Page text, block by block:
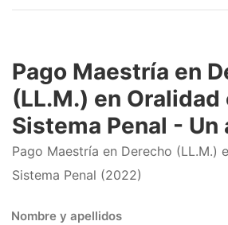
Pago Maestría en
(LL.M.) en Oralidad
Sistema Penal -
Pago Maestría en Derecho (LL.M.)
Sistema Penal (2022)
Nombre y apellidos